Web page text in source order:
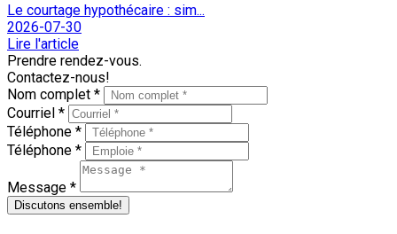
Le courtage hypothécaire : sim...
2026-07-30
Lire l'article
Prendre rendez-vous.
Contactez-nous!
Nom complet *
Courriel *
Téléphone *
Téléphone *
Message *
Discutons ensemble!